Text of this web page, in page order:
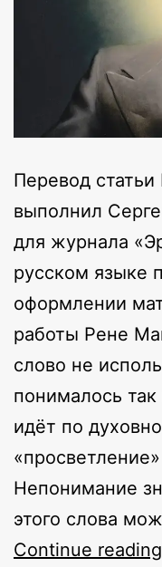
Перевод
выполнил
для журнала
русском языке
оформлении
работы Рене
слово не
понималось
идёт по
Непонимание
этого слова
Continue reading